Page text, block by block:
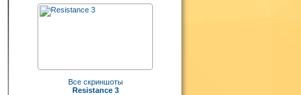
Все скриншоты
Resistance 3